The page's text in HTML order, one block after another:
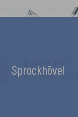
Sprockhövel